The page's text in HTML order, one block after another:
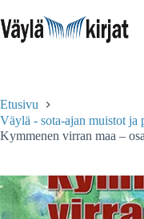
to
content
Etusivu
Väylä - sota-ajan muistot ja
Kymmenen virran maa –